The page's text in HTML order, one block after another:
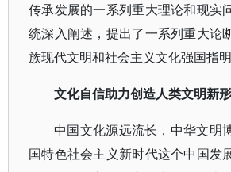
传承发展的一系列重大理论和现实
统深入阐述，提出了一系列重大论
族现代文明和社会主义文化强国指明
文化自信助力创造人类文明新
中国文化源远流长，中华文明
国特色社会主义新时代这个中国发